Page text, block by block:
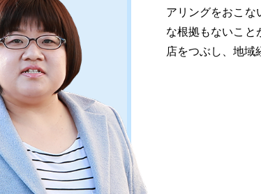
アリングをおこな
な根拠もないこと
店をつぶし、地域